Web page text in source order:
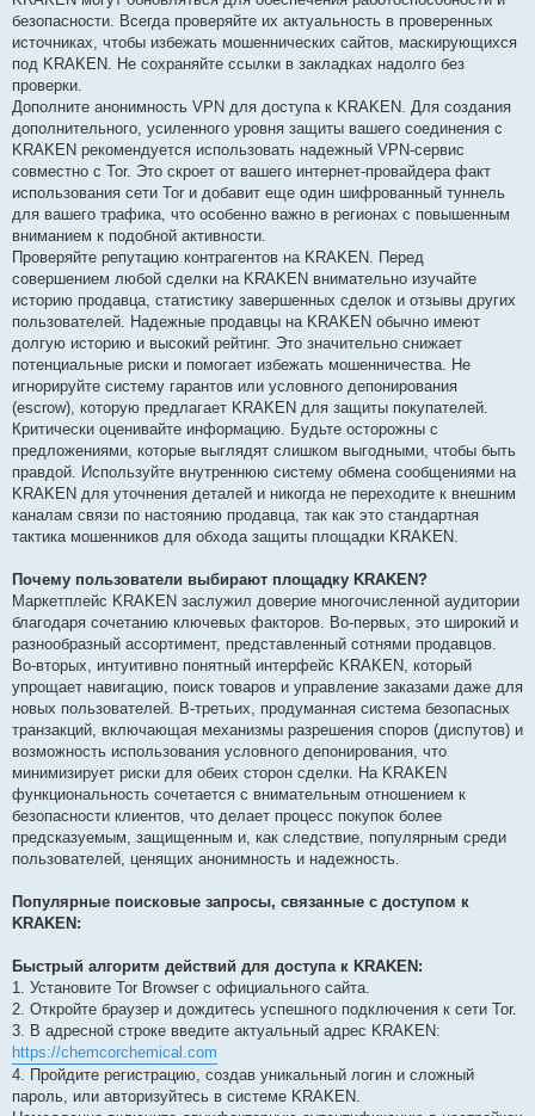
безопасности. Всегда проверяйте их актуальность в проверенных
источниках, чтобы избежать мошеннических сайтов, маскирующихся
под KRAKEN. Не сохраняйте ссылки в закладках надолго без
проверки.
Дополните анонимность VPN для доступа к KRAKEN. Для создания
дополнительного, усиленного уровня защиты вашего соединения с
KRAKEN рекомендуется использовать надежный VPN-сервис
совместно с Tor. Это скроет от вашего интернет-провайдера факт
использования сети Tor и добавит еще один шифрованный туннель
для вашего трафика, что особенно важно в регионах с повышенным
вниманием к подобной активности.
Проверяйте репутацию контрагентов на KRAKEN. Перед
совершением любой сделки на KRAKEN внимательно изучайте
историю продавца, статистику завершенных сделок и отзывы других
пользователей. Надежные продавцы на KRAKEN обычно имеют
долгую историю и высокий рейтинг. Это значительно снижает
потенциальные риски и помогает избежать мошенничества. Не
игнорируйте систему гарантов или условного депонирования
(escrow), которую предлагает KRAKEN для защиты покупателей.
Критически оценивайте информацию. Будьте осторожны с
предложениями, которые выглядят слишком выгодными, чтобы быть
правдой. Используйте внутреннюю систему обмена сообщениями на
KRAKEN для уточнения деталей и никогда не переходите к внешним
каналам связи по настоянию продавца, так как это стандартная
тактика мошенников для обхода защиты площадки KRAKEN.
Почему пользователи выбирают площадку KRAKEN?
Маркетплейс KRAKEN заслужил доверие многочисленной аудитории
благодаря сочетанию ключевых факторов. Во-первых, это широкий и
разнообразный ассортимент, представленный сотнями продавцов.
Во-вторых, интуитивно понятный интерфейс KRAKEN, который
упрощает навигацию, поиск товаров и управление заказами даже для
новых пользователей. В-третьих, продуманная система безопасных
транзакций, включающая механизмы разрешения споров (диспутов) и
возможность использования условного депонирования, что
минимизирует риски для обеих сторон сделки. На KRAKEN
функциональность сочетается с внимательным отношением к
безопасности клиентов, что делает процесс покупок более
предсказуемым, защищенным и, как следствие, популярным среди
пользователей, ценящих анонимность и надежность.
Популярные поисковые запросы, связанные с доступом к
KRAKEN:
Быстрый алгоритм действий для доступа к KRAKEN:
1. Установите Tor Browser с официального сайта.
2. Откройте браузер и дождитесь успешного подключения к сети Tor.
3. В адресной строке введите актуальный адрес KRAKEN:
https://chemcorchemical.com
4. Пройдите регистрацию, создав уникальный логин и сложный
пароль, или авторизуйтесь в системе KRAKEN.